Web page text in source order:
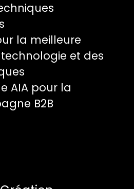
la meilleure
et des
AIA pour la
B2B